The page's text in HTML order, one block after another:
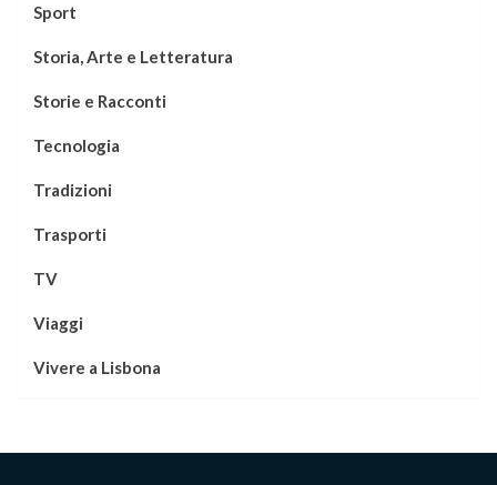
Sport
Storia, Arte e Letteratura
Storie e Racconti
Tecnologia
Tradizioni
Trasporti
TV
Viaggi
Vivere a Lisbona